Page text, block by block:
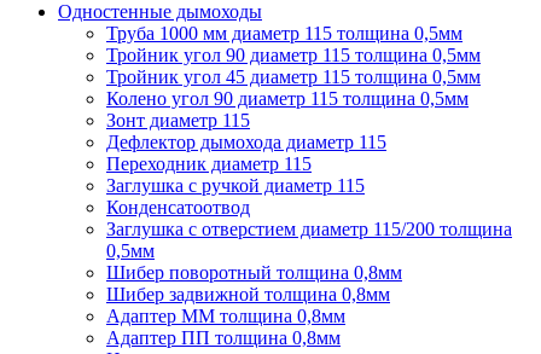
Одностенные дымоходы
Труба 1000 мм диаметр 115 толщина 0,5мм
Тройник угол 90 диаметр 115 толщина 0,5мм
Тройник угол 45 диаметр 115 толщина 0,5мм
Колено угол 90 диаметр 115 толщина 0,5мм
Зонт диаметр 115
Дефлектор дымохода диаметр 115
Переходник диаметр 115
Заглушка с ручкой диаметр 115
Конденсатоотвод
Заглушка с отверстием диаметр 115/200 толщина
0,5мм
Шибер поворотный толщина 0,8мм
Шибер задвижной толщина 0,8мм
Адаптер ММ толщина 0,8мм
Адаптер ПП толщина 0,8мм